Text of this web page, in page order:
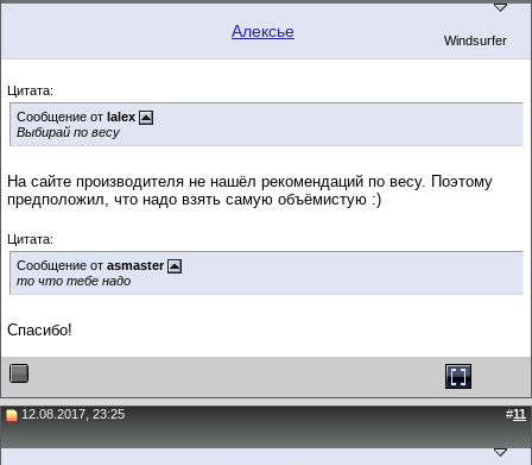
Алексье Windsurfer
Цитата:
Сообщение от lalex
Выбирай по весу
На сайте производителя не нашёл рекомендаций по весу. Поэтому
предположил, что надо взять самую объёмистую :)
Цитата:
Сообщение от asmaster
то что тебе надо
Спасибо!
12.08.2017, 23:25 #11